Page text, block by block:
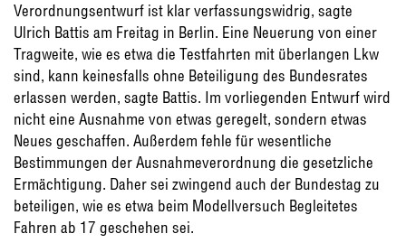
Verordnungsentwurf ist klar verfassungswidrig, sagte
Ulrich Battis am Freitag in Berlin. Eine Neuerung von einer
Tragweite, wie es etwa die Testfahrten mit überlangen Lkw
sind, kann keinesfalls ohne Beteiligung des Bundesrates
erlassen werden, sagte Battis. Im vorliegenden Entwurf wird
nicht eine Ausnahme von etwas geregelt, sondern etwas
Neues geschaffen. Außerdem fehle für wesentliche
Bestimmungen der Ausnahmeverordnung die gesetzliche
Ermächtigung. Daher sei zwingend auch der Bundestag zu
beteiligen, wie es etwa beim Modellversuch Begleitetes
Fahren ab 17 geschehen sei.